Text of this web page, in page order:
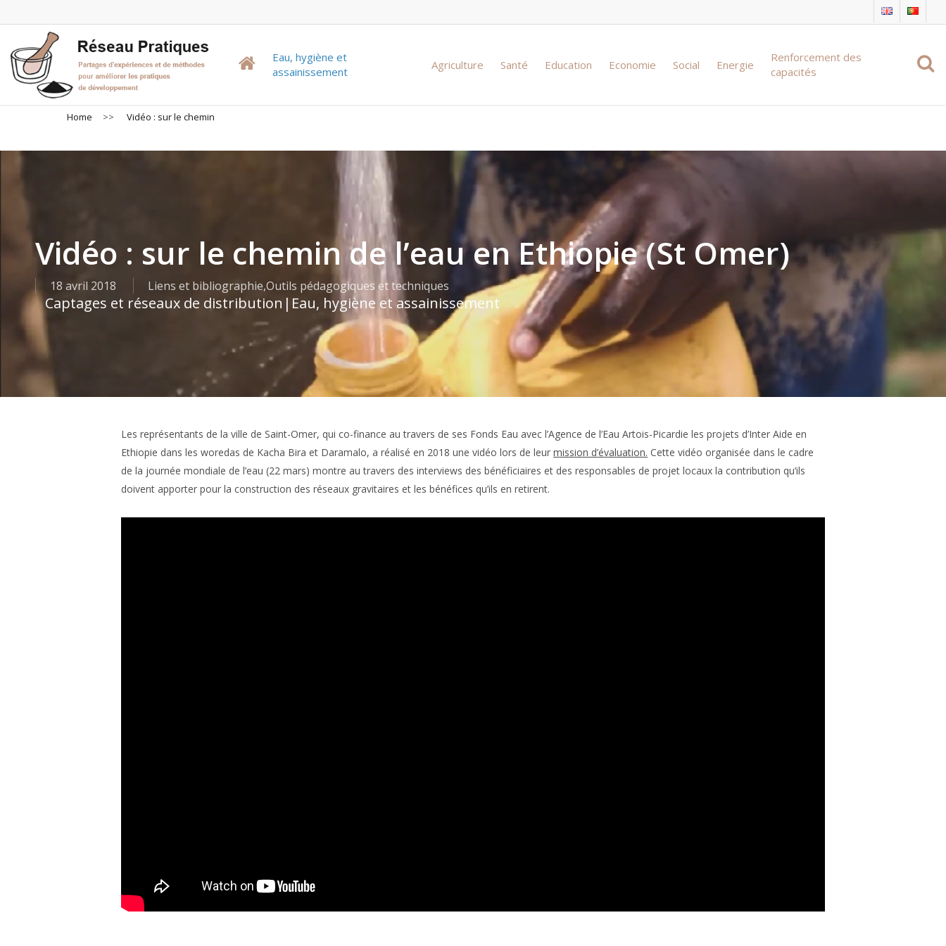
to
main
content
Eau, hygiène et
assainissement
Agriculture Santé Education Economie Social Energie
Renforcement des
capacités
Home >> Vidéo : sur le chemin
Vidéo : sur le chemin de l’eau en Ethiopie (St Omer)
18 avril 2018 Liens et bibliographie,Outils pédagogiques et techniques
Captages et réseaux de distribution | Eau, hygiène et assainissement
Les représentants de la ville de Saint-Omer, qui co-finance au travers de ses Fonds Eau avec l’Agence de l’Eau Artois-Picardie les projets d’Inter Aide en
Ethiopie dans les woredas de Kacha Bira et Daramalo, a réalisé en 2018 une vidéo lors de leur mission d’évaluation. Cette vidéo organisée dans le cadre
de la journée mondiale de l’eau (22 mars) montre au travers des interviews des bénéficiaires et des responsables de projet locaux la contribution qu’ils
doivent apporter pour la construction des réseaux gravitaires et les bénéfices qu’ils en retirent.